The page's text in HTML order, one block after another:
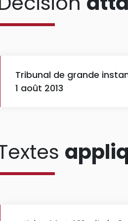
Tribunal de grande
1 août 2013